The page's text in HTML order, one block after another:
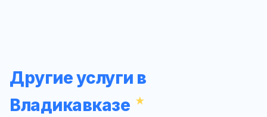
Другие услуги в
Владикавказе